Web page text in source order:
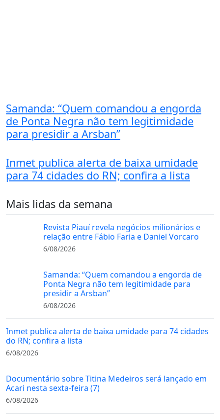
Samanda: “Quem comandou a engorda
de Ponta Negra não tem legitimidade
para presidir a Arsban”
Inmet publica alerta de baixa umidade
para 74 cidades do RN; confira a lista
Mais lidas da semana
Revista Piauí revela negócios milionários e
relação entre Fábio Faria e Daniel Vorcaro
6/08/2026
Samanda: “Quem comandou a engorda de
Ponta Negra não tem legitimidade para
presidir a Arsban”
6/08/2026
Inmet publica alerta de baixa umidade para 74 cidades
do RN; confira a lista
6/08/2026
Documentário sobre Titina Medeiros será lançado em
Acari nesta sexta-feira (7)
6/08/2026